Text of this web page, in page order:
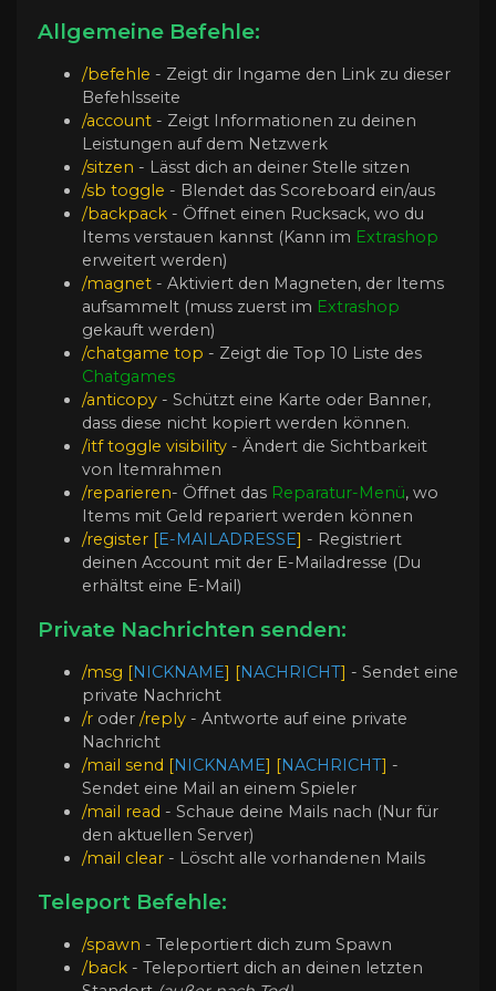
Allgemeine Befehle:
/befehle - Zeigt dir Ingame den Link zu dieser
Befehlsseite
/account - Zeigt Informationen zu deinen
Leistungen auf dem Netzwerk
/sitzen - Lässt dich an deiner Stelle sitzen
/sb toggle - Blendet das Scoreboard ein/aus
/backpack - Öffnet einen Rucksack, wo du
Items verstauen kannst (Kann im Extrashop
erweitert werden)
/magnet - Aktiviert den Magneten, der Items
aufsammelt (muss zuerst im Extrashop
gekauft werden)
/chatgame top - Zeigt die Top 10 Liste des
Chatgames
/anticopy - Schützt eine Karte oder Banner,
dass diese nicht kopiert werden können.
/itf toggle visibility - Ändert die Sichtbarkeit
von Itemrahmen
/reparieren- Öffnet das Reparatur-Menü, wo
Items mit Geld repariert werden können
/register [E-MAILADRESSE] - Registriert
deinen Account mit der E-Mailadresse (Du
erhältst eine E-Mail)
Private Nachrichten senden:
/msg [NICKNAME] [NACHRICHT] - Sendet eine
private Nachricht
/r oder /reply - Antworte auf eine private
Nachricht
/mail send [NICKNAME] [NACHRICHT] -
Sendet eine Mail an einem Spieler
/mail read - Schaue deine Mails nach (Nur für
den aktuellen Server)
/mail clear - Löscht alle vorhandenen Mails
Teleport Befehle:
/spawn - Teleportiert dich zum Spawn
/back - Teleportiert dich an deinen letzten